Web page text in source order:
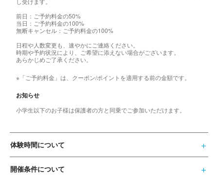
前日：ご予約料金の50%
当日：ご予約料金の100%
無断キャンセル：ご予約料金の100%
日程や人数変更も、速やかにご連絡ください。
時期や予約状況により、ご希望に添えない場合がございます。
あらかじめご了承ください。
※「ご予約料金」は、クーポン/ポイントを適用する前の金額です。
お知らせ
小学生以下のお子様は保護者の方と同乗でご参加いただけます。
体験時間について
開催条件について